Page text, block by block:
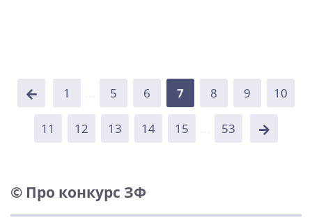
1 5 6 7 8 9 10
11 12 13 14 15 53
© Про конкурс ЗФ